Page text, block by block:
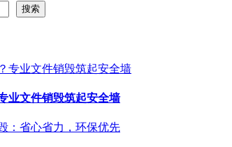
搜索
业文件销毁筑起安全墙